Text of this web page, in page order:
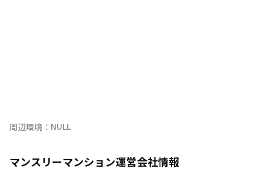
周辺環境： NULL
マンスリーマンション運営会社情報